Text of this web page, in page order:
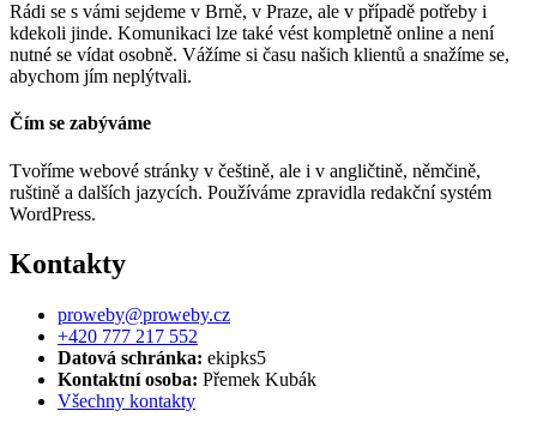
Rádi se s vámi sejdeme v Brně, v Praze, ale v případě potřeby i
kdekoli jinde. Komunikaci lze také vést kompletně online a není
nutné se vídat osobně. Vážíme si času našich klientů a snažíme se,
abychom jím neplýtvali.
Čím se zabýváme
Tvoříme webové stránky v češtině, ale i v angličtině, němčině,
ruštině a dalších jazycích. Používáme zpravidla redakční systém
WordPress.
Kontakty
proweby@proweby.cz
+420 777 217 552
Datová schránka: ekipks5
Kontaktní osoba: Přemek Kubák
Všechny kontakty